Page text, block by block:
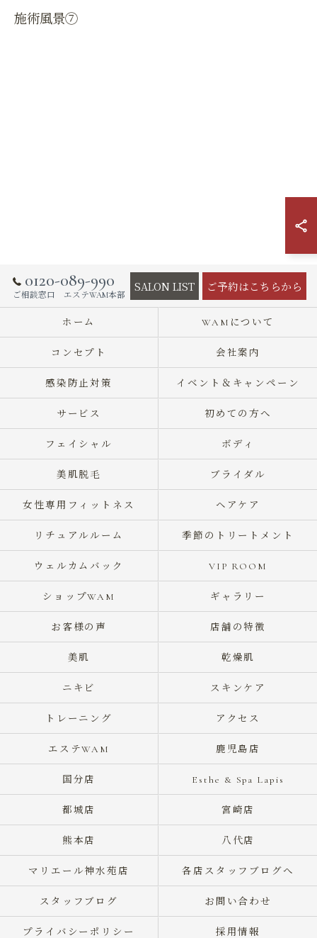
施術風景⑦
0120-089-990
ご相談窓口 エステWAM本部
SALON LIST ご予約はこちらから
ホーム WAMについて
コンセプト 会社案内
感染防止対策 イベント＆キャンペーン
サービス 初めての方へ
フェイシャル ボディ
美肌脱毛 ブライダル
女性専用フィットネス ヘアケア
リチュアルルーム 季節のトリートメント
ウェルカムバック VIP ROOM
ショップWAM ギャラリー
お客様の声 店舗の特徴
美肌 乾燥肌
ニキビ スキンケア
トレーニング アクセス
エステWAM 鹿児島店
国分店 Esthe & Spa Lapis
都城店 宮崎店
熊本店 八代店
マリエール神水苑店 各店スタッフブログへ
スタッフブログ お問い合わせ
プライバシーポリシー 採用情報